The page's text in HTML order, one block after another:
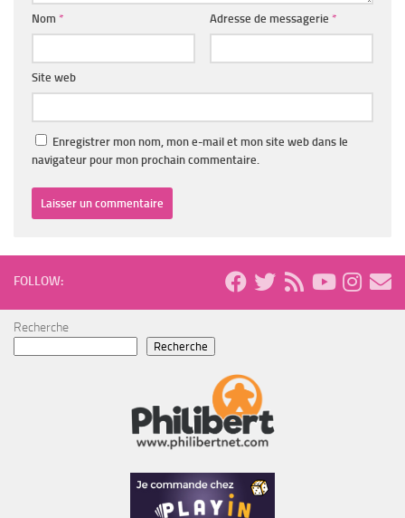
Nom * Adresse de messagerie *
Site web
Enregistrer mon nom, mon e-mail et mon site web dans le
navigateur pour mon prochain commentaire.
FOLLOW:
Recherche
Recherche